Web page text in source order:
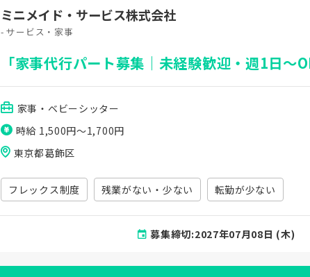
ミニメイド・サービス株式会社
- サービス・家事
「家事代行パート募集｜未経験歓迎・週1日～
家事・ベビーシッター
時給 1,500円〜1,700円
東京都葛飾区
フレックス制度 残業がない・少ない 転勤が少ない
募集締切:2027年07月08日 (木)